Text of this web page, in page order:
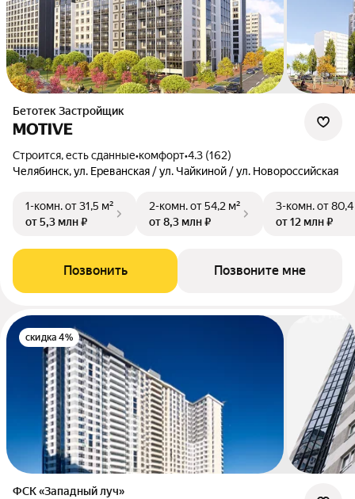
Бетотек Застройщик
MOTIVE
Строится, есть сданные•комфорт•4.3 (162)
Челябинск, ул. Ереванская / ул. Чайкиной / ул. Новороссийская
1-комн.от 31,5 м²
от 5,3 млн ₽
2-комн.от 54,2 м²
от 8,3 млн ₽
3-комн.от
от 12 млн ₽
Позвонить Позвоните мне
скидка 4%
ФСК «Западный луч»